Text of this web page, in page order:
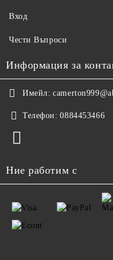
Вход
Чести Въпроси
Информация за
Имейл:
Телефон: 0884453466
Ние работим с